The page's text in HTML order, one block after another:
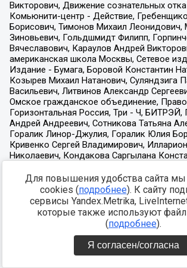
Для повышения удобства сайта
cookies (подробнее). К сайту
сервисы Yandex.Metrika,
которые также используют
(подробнее).
Я согласен/согласна